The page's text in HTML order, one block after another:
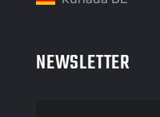
NEWSLETTER